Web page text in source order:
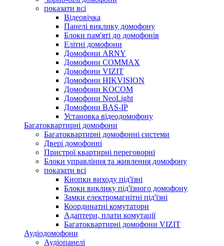
показати всі
Відеовічка
Панелі виклику домофону
Блоки пам'яті до домофонів
Елітні домофони
Домофони ARNY
Домофони COMMAX
Домофони VIZIT
Домофони HIKVISION
Домофони KOCOM
Домофони NeoLight
Домофони BAS-IP
Установка відеодомофону
Багатоквартирні домофони
Багатоквартирні домофонні системи
Двері домофонні
Пристрої квартирні переговорні
Блоки управління та живлення домофону
показати всі
Кнопки виходу під'їзні
Блоки виклику під'їзного домофону
Замки електромагнітні під'їзні
Координатні комутатори
Адаптери, плати комутації
Багатоквартирні домофони VIZIT
Аудіодомофони
Аудіопанелі